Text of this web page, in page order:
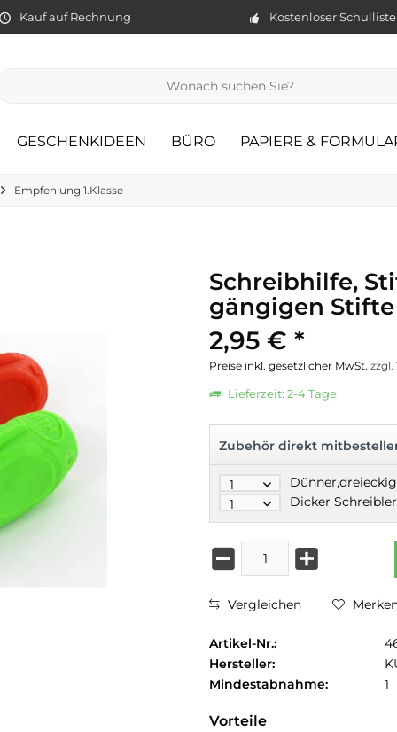
Kauf auf Rechnung Kostenloser
GESCHENKIDEEN BÜRO PAPIERE &
Empfehlung 1.Klasse
Schreibhilfe,
gängigen Stifte
2,95 € *
Preise inkl. gesetzlicher MwSt. zzgl.
Lieferzeit: 2-4 Tage
Zubehör direkt
Vergleichen
Artikel-Nr.:
Hersteller:
Mindestabnahme:
1
Vorteile